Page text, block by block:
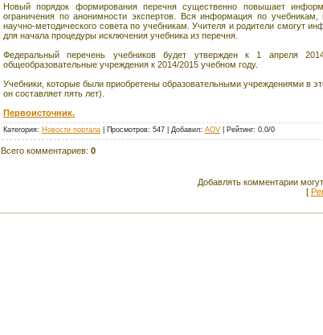
Новый порядок формирования перечня существенно повышает
ограничения по анонимности экспертов. Вся информация по
научно-методического совета по учебникам. Учителя и родители смогут
для начала процедуры исключения учебника из перечня.
Федеральный перечень учебников будет утвержден к 1 апреля
общеобразовательные учреждения к 2014/2015 учебном году.
Учебники, которые были приобретены образовательными учреждениями в
он составляет пять лет).
Первоисточник.
Категория: Новости портала Просмотров: 547 | Добавил: AOV Рейтинг: 0.0/0
Всего комментариев: 0
Добавлять комментарии
[